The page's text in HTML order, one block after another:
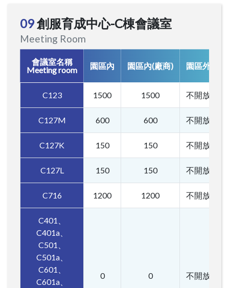
09創服育成中心-C棟會議室
Meeting Room
會議室名稱
Meeting room
園區內 園區內(廠商) 園區外
C123 1500 1500 不開放
C127M 600 600 不開放
C127K 150 150 不開放
C127L 150 150 不開放
C716 1200 1200 不開放
C401、
C401a、
C501、
C501a、
C601、
C601a、
0 0 不開放